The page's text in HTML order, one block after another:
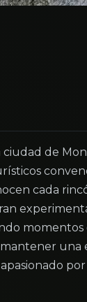
ciudad de
cada
momentos